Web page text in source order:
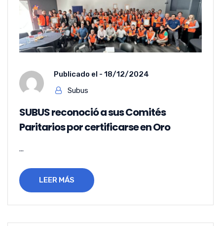
Publicado el - 18/12/2024
Subus
SUBUS reconoció a sus Comités
Paritarios por certificarse en Oro
...
LEER MÁS